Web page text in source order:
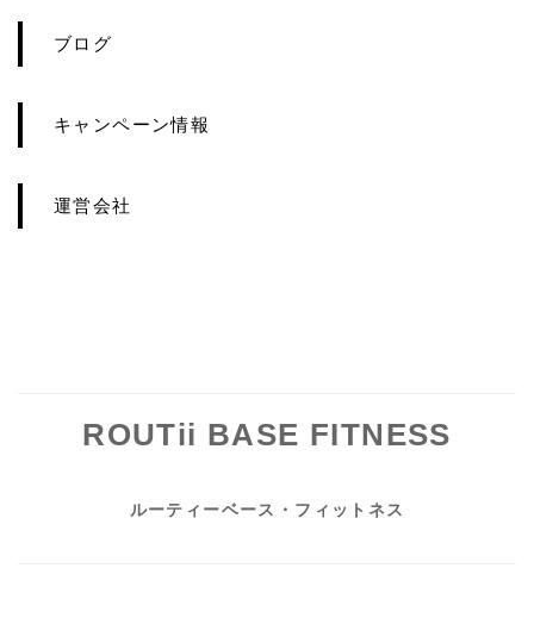
ブログ
キャンペーン情報
運営会社
ROUTii BASE FITNESS
ルーティーベース・フィットネス